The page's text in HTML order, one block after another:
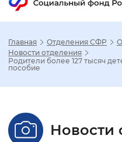
Стандартный
Главная Отделения СФР
Новости отделения
Родители более 127 тысяч
пособие
Новости